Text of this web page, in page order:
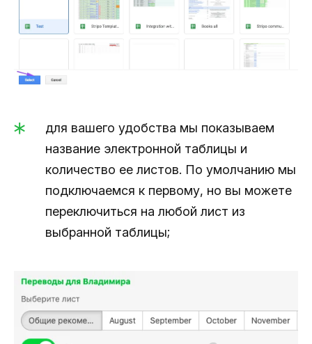
для вашего удобства мы показываем
название электронной таблицы и
количество ее листов. По умолчанию мы
подключаемся к первому, но вы можете
переключиться на любой лист из
выбранной таблицы;